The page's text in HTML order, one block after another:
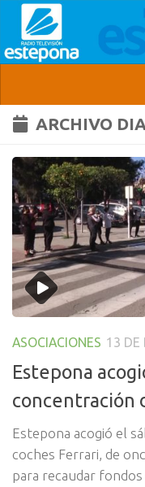
ARCHIVO
ASOCIACIONES 13 DE
Estepona
concentración
Estepona acogió el
coches Ferrari, de
para recaudar